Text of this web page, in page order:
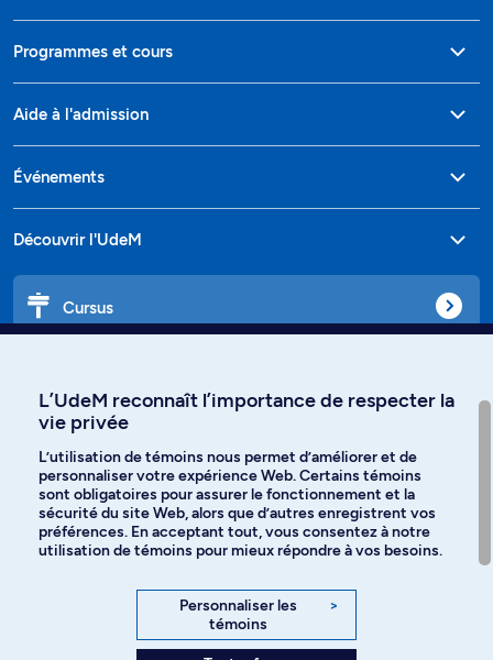
Programmes et cours
Aide à l'admission
Événements
Découvrir l'UdeM
Cursus
Langues
Facebook Instagram
YouTube
L’UdeM reconnaît l’importance de respecter la
vie privée
L’utilisation de témoins nous permet d’améliorer et de
personnaliser votre expérience Web. Certains témoins
sont obligatoires pour assurer le fonctionnement et la
sécurité du site Web, alors que d’autres enregistrent vos
préférences. En acceptant tout, vous consentez à notre
utilisation de témoins pour mieux répondre à vos besoins.
Personnaliser les
témoins
>